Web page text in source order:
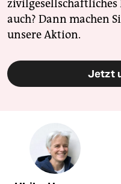
zivilgesellschaftliches
auch? Dann machen
unsere Aktion.
Jetzt